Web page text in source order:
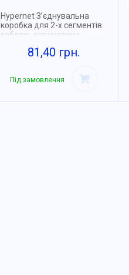
Hypernet З’єднувальна
коробка для 2-х сегментів
кабелю, екранована
81,40 грн.
Під замовлення